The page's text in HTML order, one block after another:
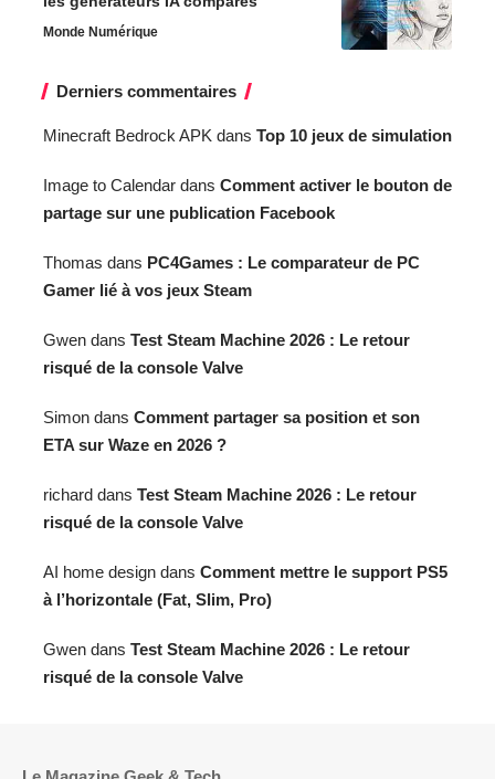
Monde Numérique
Derniers commentaires
Minecraft Bedrock APK dans Top 10 jeux de simulation
Image to Calendar dans Comment activer le bouton de
partage sur une publication Facebook
Thomas dans PC4Games : Le comparateur de PC
Gamer lié à vos jeux Steam
Gwen dans Test Steam Machine 2026 : Le retour
risqué de la console Valve
Simon dans Comment partager sa position et son
ETA sur Waze en 2026 ?
richard dans Test Steam Machine 2026 : Le retour
risqué de la console Valve
AI home design dans Comment mettre le support PS5
à l’horizontale (Fat, Slim, Pro)
Gwen dans Test Steam Machine 2026 : Le retour
risqué de la console Valve